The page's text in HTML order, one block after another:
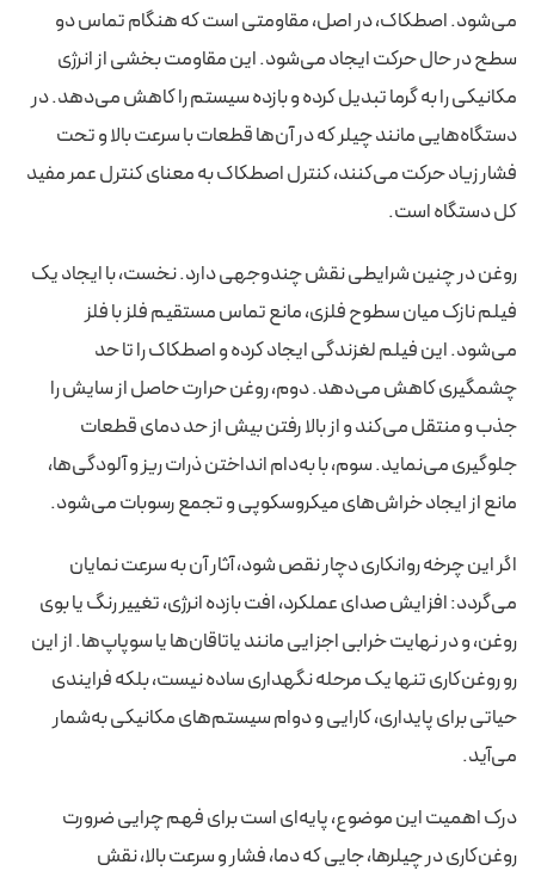
می‌شود. اصطکاک، در اصل، مقاومتی است که هنگام تماس دو
سطح در حال حرکت ایجاد می‌شود. این مقاومت بخشی از انرژی
مکانیکی را به گرما تبدیل کرده و بازده سیستم را کاهش می‌دهد. در
دستگاه‌هایی مانند چیلر که در آن‌ها قطعات با سرعت بالا و تحت
فشار زیاد حرکت می‌کنند، کنترل اصطکاک به معنای کنترل عمر مفید
کل دستگاه است.
روغن در چنین شرایطی نقش چندوجهی دارد. نخست، با ایجاد یک
فیلم نازک میان سطوح فلزی، مانع تماس مستقیم فلز با فلز
می‌شود. این فیلم لغزندگی ایجاد کرده و اصطکاک را تا حد
چشمگیری کاهش می‌دهد. دوم، روغن حرارت حاصل از سایش را
جذب و منتقل می‌کند و از بالا رفتن بیش از حد دمای قطعات
جلوگیری می‌نماید. سوم، با به‌دام انداختن ذرات ریز و آلودگی‌ها،
مانع از ایجاد خراش‌های میکروسکوپی و تجمع رسوبات می‌شود.
اگر این چرخه روانکاری دچار نقص شود، آثار آن به سرعت نمایان
می‌گردد: افزایش صدای عملکرد، افت بازده انرژی، تغییر رنگ یا بوی
روغن، و در نهایت خرابی اجزایی مانند یاتاقان‌ها یا سوپاپ‌ها. از این
رو روغن‌کاری تنها یک مرحله نگهداری ساده نیست، بلکه فرایندی
حیاتی برای پایداری، کارایی و دوام سیستم‌های مکانیکی به‌شمار
می‌آید.
درک اهمیت این موضوع، پایه‌ای است برای فهم چرایی ضرورت
روغن‌کاری در چیلرها، جایی که دما، فشار و سرعت بالا، نقش